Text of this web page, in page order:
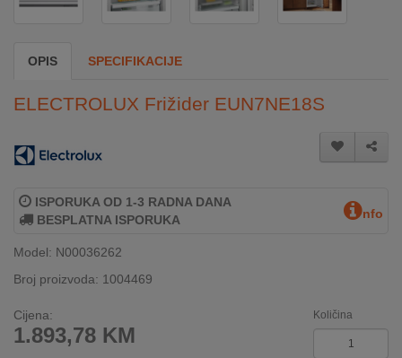
&
MOJ
AKCIJE
BRENDOVI
OPIS SPECIFIKACIJE
ELECTROLUX Frižider EUN7NE18S
ISPORUKA OD 1-3 RADNA DANA
BESPLATNA ISPORUKA
nfo
Model: N00036262
Broj proizvoda: 1004469
Cijena:
1.893,78 KM
Količina